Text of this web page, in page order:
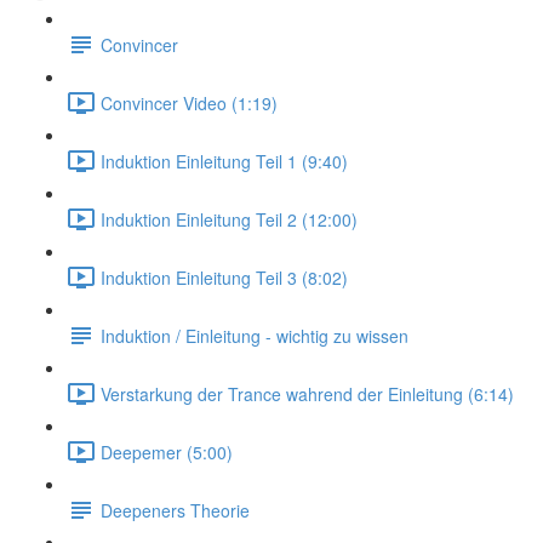
Convincer
Convincer Video (1:19)
Induktion Einleitung Teil 1 (9:40)
Induktion Einleitung Teil 2 (12:00)
Induktion Einleitung Teil 3 (8:02)
Induktion / Einleitung - wichtig zu wissen
Verstarkung der Trance wahrend der Einleitung (6:14)
Deepemer (5:00)
Deepeners Theorie